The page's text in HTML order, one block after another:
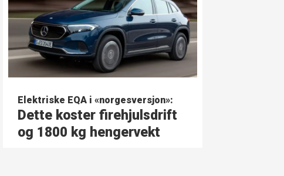
Elektriske EQA i «norgesversjon»:
Dette koster firehjulsdrift
og 1800 kg hengervekt